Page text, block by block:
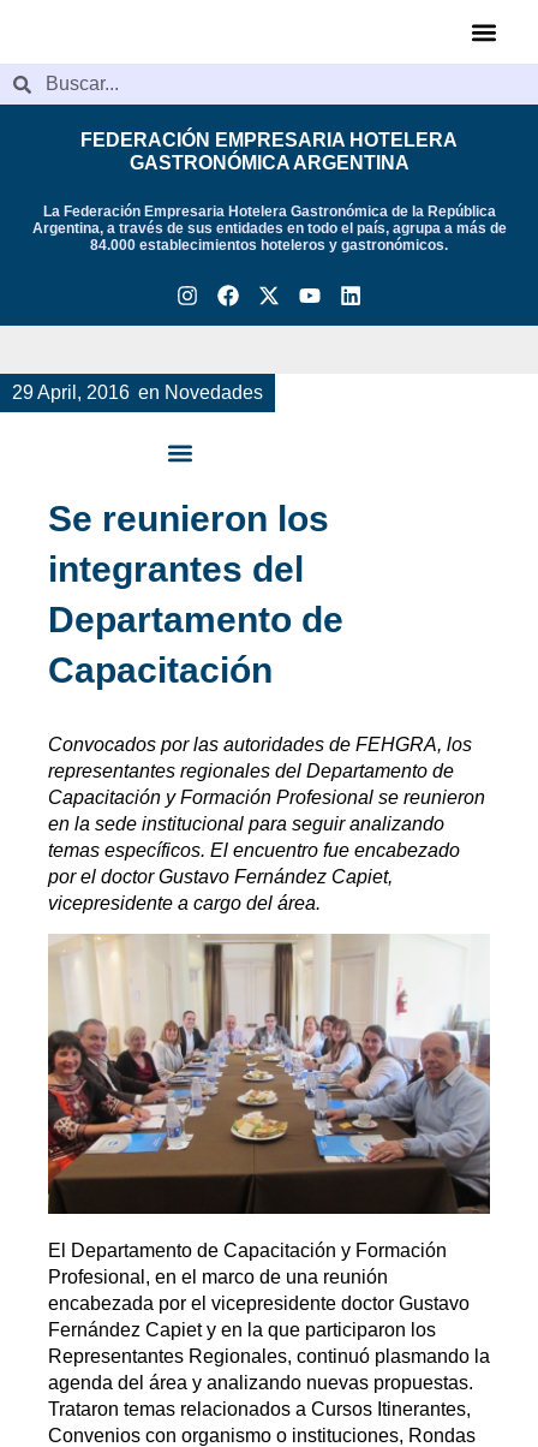
FEDERACIÓN EMPRESARIA HOTELERA
GASTRONÓMICA ARGENTINA
La Federación Empresaria Hotelera Gastronómica de la República
Argentina, a través de sus entidades en todo el país, agrupa a más de
84.000 establecimientos hoteleros y gastronómicos.
29 April, 2016 en Novedades
Se reunieron los
integrantes del
Departamento de
Capacitación
Convocados por las autoridades de FEHGRA, los
representantes regionales del Departamento de
Capacitación y Formación Profesional se reunieron
en la sede institucional para seguir analizando
temas específicos. El encuentro fue encabezado
por el doctor Gustavo Fernández Capiet,
vicepresidente a cargo del área.
El Departamento de Capacitación y Formación
Profesional, en el marco de una reunión
encabezada por el vicepresidente doctor Gustavo
Fernández Capiet y en la que participaron los
Representantes Regionales, continuó plasmando la
agenda del área y analizando nuevas propuestas.
Trataron temas relacionados a Cursos Itinerantes,
Convenios con organismo o instituciones, Rondas